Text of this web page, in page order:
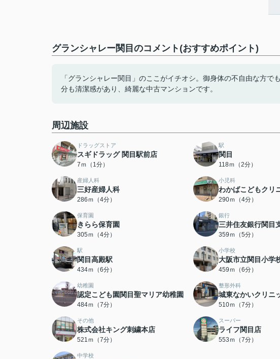
グランシャレー関目のコメント(おすすめポイント)
「グランシャレー関目」のここがイチオシ。御身体の不自由な方
分も清潔感があり、綺麗な中古マンションです。
周辺施設
ドラッグストア
スギドラッグ 関目駅前店
7ｍ（1分）
駅
関目
118ｍ（2分）
産婦人科
三好産婦人科
286ｍ（4分）
小児科
わかばこどもクリ
290ｍ（4分）
保育園
きらら保育園
305ｍ（4分）
銀行
三井住友銀行関目
359ｍ（5分）
駅
関目高殿駅
434ｍ（6分）
小学校
大阪市立関目小学
459ｍ（6分）
幼稚園
認定こども園関目聖マリア幼稚園
484ｍ（7分）
整形外科
城東なかいクリニ
510ｍ（7分）
その他
株式会社キング刺繍本店
521ｍ（7分）
スーパー
ライフ関目店
553ｍ（7分）
中学校